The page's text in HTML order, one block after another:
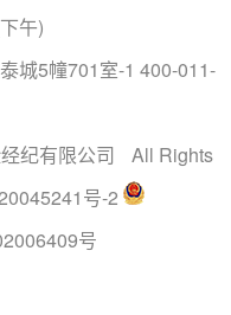
午)
城5幢701室-1 400-011-
纪有限公司
All Rights
号-2
号